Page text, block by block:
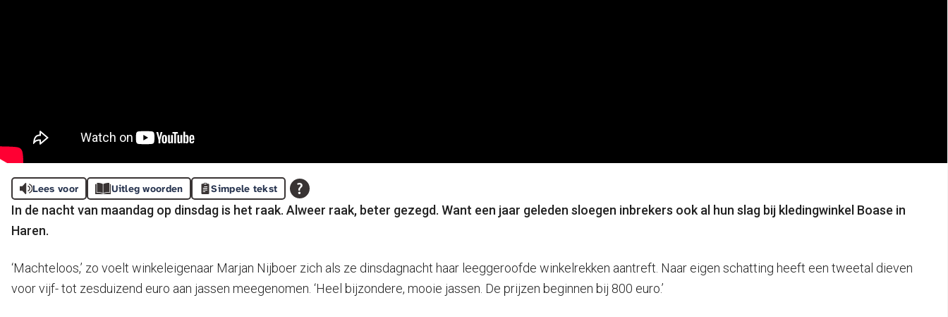
Lees voor Uitleg woorden Simpele tekst
In de nacht van maandag op dinsdag is het raak. Alweer raak, beter gezegd. Want een jaar geleden sloegen inbrekers ook al hun slag bij kledingwinkel Boase in
Haren.
‘Machteloos,’ zo voelt winkeleigenaar Marjan Nijboer zich als ze dinsdagnacht haar leeggeroofde winkelrekken aantreft. Naar eigen schatting heeft een tweetal dieven
voor vijf- tot zesduizend euro aan jassen meegenomen. ‘Heel bijzondere, mooie jassen. De prijzen beginnen bij 800 euro.’